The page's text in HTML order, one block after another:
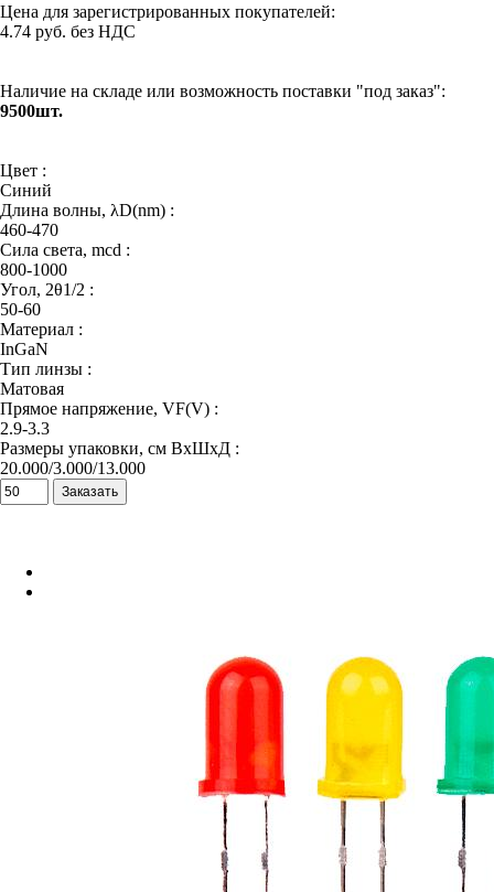
Цена для зарегистрированных покупателей:
4.74 руб. без НДС
Наличие на складе или возможность поставки "под заказ":
9500шт.
Цвет :
Синий
Длина волны, λD(nm) :
460-470
Сила света, mcd :
800-1000
Угол, 2θ1/2 :
50-60
Материал :
InGaN
Тип линзы :
Матовая
Прямое напряжение, VF(V) :
2.9-3.3
Размеры упаковки, см ВхШхД :
20.000/3.000/13.000